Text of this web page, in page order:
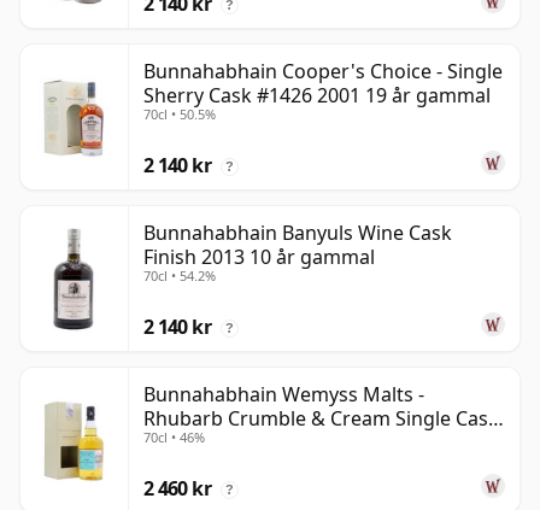
?
Bunnahabhain Cooper's Choice - Single
Sherry Cask #1426 2001 19 år gammal
70cl • 50.5%
2 140 kr ?
Bunnahabhain Banyuls Wine Cask
Finish 2013 10 år gammal
70cl • 54.2%
2 140 kr ?
Bunnahabhain Wemyss Malts -
Rhubarb Crumble & Cream Single Cask
1990 28 år gammal
70cl • 46%
2 460 kr ?